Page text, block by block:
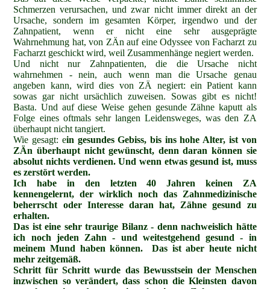
Schmerzen verursachen, und zwar nicht immer direkt an der
Ursache, sondern im gesamten Körper, irgendwo und der
Zahnpatient, wenn er nicht eine sehr ausgeprägte
Wahrnehmung hat, von ZÄn auf eine Odyssee von Facharzt zu
Facharzt geschickt wird, weil Zusammenhänge negiert werden.
Und nicht nur Zahnpatienten, die die Ursache nicht
wahrnehmen - nein, auch wenn man die Ursache genau
angeben kann, wird dies von ZÄ negiert: ein Patient kann
sowas gar nicht ursächlich zuweisen. Sowas gibt es nicht!
Basta. Und auf diese Weise gehen gesunde Zähne kaputt als
Folge eines oftmals sehr langen Leidensweges, was den ZA
überhaupt nicht tangiert.
Wie gesagt: ein gesundes Gebiss, bis ins hohe Alter, ist von
ZÄn überhaupt nicht gewünscht, denn daran können sie
absolut nichts verdienen. Und wenn etwas gesund ist, muss
es zerstört werden.
Ich habe in den letzten 40 Jahren keinen ZA
kennengelernt, der wirklich noch das Zahnmedizinische
beherrscht oder Interesse daran hat, Zähne gesund zu
erhalten.
Das ist eine sehr traurige Bilanz - denn nachweislich hätte
ich noch jeden Zahn - und weitestgehend gesund - in
meinem Mund haben können. Das ist aber heute nicht
mehr zeitgemäß.
Schritt für Schritt wurde das Bewusstsein der Menschen
inzwischen so verändert, dass schon die Kleinsten davon